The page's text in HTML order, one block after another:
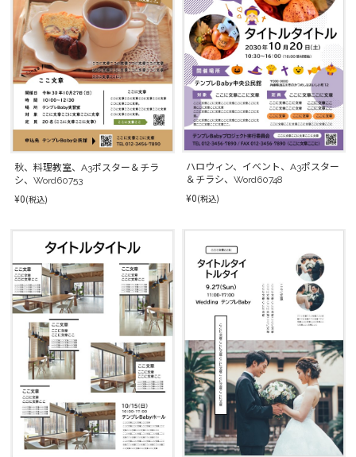
秋、料理教室、A3ポスター＆チラ
シ、Word60753
¥0(税込)
ハロウィン、イベント、A3ポスター
＆チラシ、Word60748
¥0(税込)